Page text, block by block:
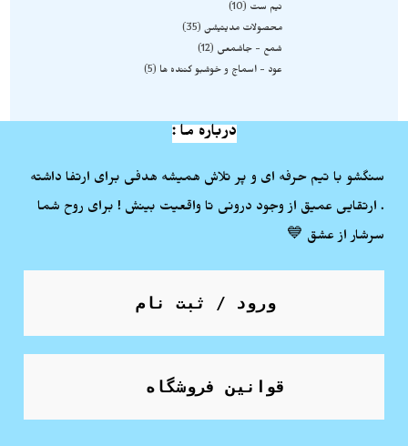
نیم ست
10
محصولات مدیتیشن 35
شمع - جاشمعی
12
عود - اسماج و خوشبو کننده ها
5
درباره ما :
سنگشو با تیم حرفه ای و پر تلاش همیشه هدفی برای ارتفا داشته
. ارتقایی عمیق از وجود درونی تا واقعیت بینش ! برای روح شما
سرشار از عشق 💙
ورود / ثبت نام
قوانین فروشگاه